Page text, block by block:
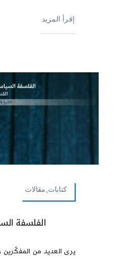
إقرأ المزيد
كتابات,مقالات
الفلسفة
يرى العديد من المفكّرين